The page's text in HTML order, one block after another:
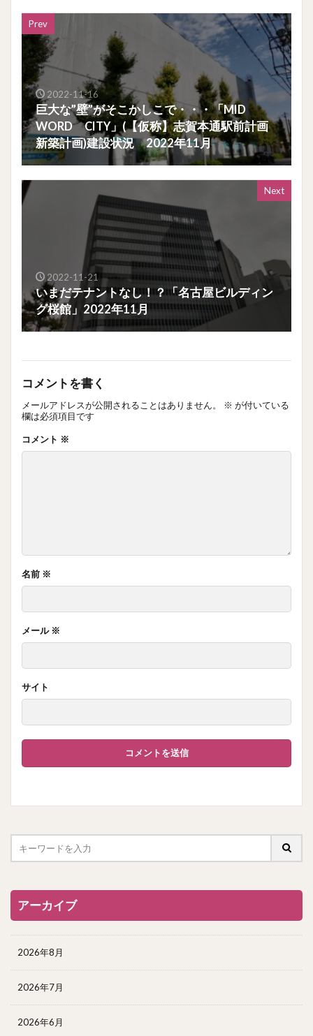
Prev
2022-11-16
巨大な”壁”がそこかしこで・・・「MID
WORD CITY」(【仮称】志賀本通駅前計画
新築計画)建設状況 2022年11月
Next
2022-11-21
いまだテナントなし！？「名古屋ビルディン
グ桜館」2022年11月
コメントを書く
メールアドレスが公開されることはありません。 ※ が付いている
欄は必須項目です
コメント ※
名前 ※
メール ※
サイト
アーカイブ
2026年8月
2026年7月
2026年6月